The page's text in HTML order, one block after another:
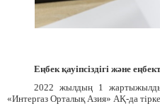
Еңбек қауіпсіздігі және
2022 жылдың 1
«Интергаз Орталық Азия» АҚ-да